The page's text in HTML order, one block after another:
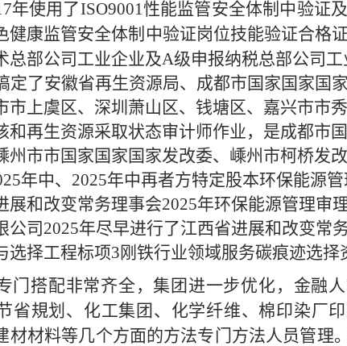
年使用了ISO9001性能监管安全体制中验证
健康监管安全体制中验证岗位技能验证合格
总部公司工业企业及A级申报纳税总部公司工
定了安徽省再生资源局、成都市国家国家国
市上虞区、深圳萧山区、钱塘区、嘉兴市市
和再生资源采取状态审计师作业，是成都市
州市市国家国家国家发改委、嵊州市柯桥发改
年中、2025年中再者方特定股本环保能源
展和改变常务理事会2025年环保能源管理审
公司2025年尽早进行了江西省进展和改变常
选择工程标项3刚铁行业领域服务碳痕迹选择
门搭配非常齐全，集团进一步优化，金融
省規划、化工集团、化学纤维、棉印染厂
材材料等几个方面的方法专门方法人员管理